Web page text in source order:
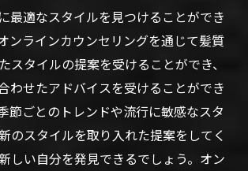
最適なスタイルを見つけることができ
ンラインカウンセリングを通じて髪質
スタイルの提案を受けることができ、
わせたアドバイスを受けることができ
節ごとのトレンドや流行に敏感なスタ
のスタイルを取り入れた提案をしてく
しい自分を発見できるでしょう。オン